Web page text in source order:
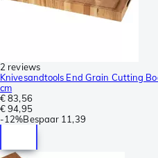
2 reviews
Knivesandtools End Grain Cutting
cm
€ 83,56
€ 94,95
-12%Bespaar 11,39